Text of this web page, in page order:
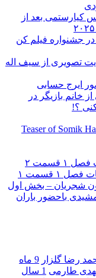
کیارستمی بعد از
جشنواره فیلم کن
تصویری از سیف اله
خانم بازیگر در
؟!
Teaser of Somik
شجریان – بخش اول
باحضور باران
رضا گلزار 9 ماه
طارمی 1 سال